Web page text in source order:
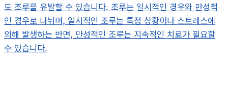
도 조루를 유발할 수 있습니다. 조루는 일시적인 경우와 만성적
인 경우로 나뉘며, 일시적인 조루는 특정 상황이나 스트레스에
의해 발생하는 반면, 만성적인 조루는 지속적인 치료가 필요할
수 있습니다.